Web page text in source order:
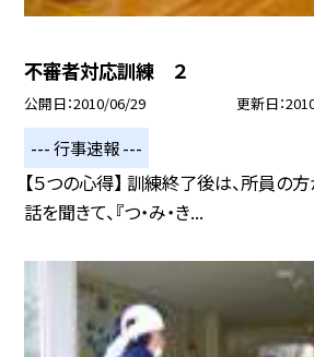
不審者対応訓練 ２
公開日 2010/06/29 更新日
--- 行事速報 ---
【５つの心得】 訓練終了後は、所員の
話を聞きて、『つ・み・き...